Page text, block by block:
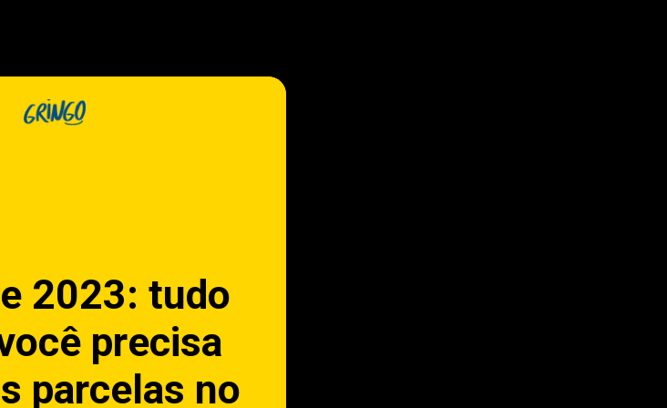
2023: tudo
precisa
parcelas no